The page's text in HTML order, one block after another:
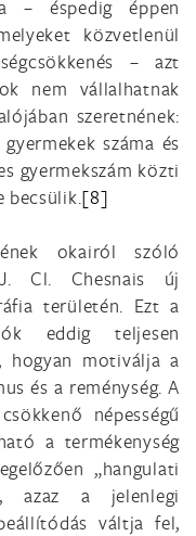
– éspedig éppen
közvetlenül
– azt
nem vállalhatnak
szeretnének:
száma és
gyermekszám közti
becsülik.[8]
okairól szóló
J. Cl. Chesnais új
területén. Ezt a
eddig teljesen
hogyan motiválja a
és a reménység. A
népességű
a termékenység
„hangulati
azaz a jelenlegi
váltja fel,